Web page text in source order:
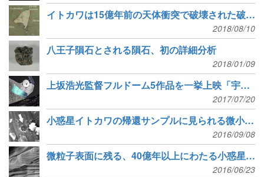
イトカワは15億年前の天体衝突で破壊された破片から生まれた
2018/08/10
八王子隕石とされる隕石、初の詳細分析
2018/01/09
上坂浩光監督フルドーム5作品を一挙上映「宇宙の中のわたしたち」
2017/07/20
小惑星イトカワの帰還サンプルに見られる微小クレーター
2016/09/08
微粒子表面に残る、40億年以上にわたる小惑星イトカワの歴史
2016/06/23